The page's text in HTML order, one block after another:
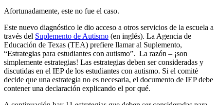
Afortunadamente, este no fue el caso.
Este nuevo diagnóstico le dio acceso a otros servicios de la escuela a
través del Suplemento de Autismo (en inglés). La Agencia de
Educación de Texas (TEA) prefiere llamar al Suplemento,
“Estrategias para estudiantes con autismo”. La razón – ¡son
simplemente estrategias! Las estrategias deben ser consideradas y
discutidas en el IEP de los estudiantes con autismo. Si el comité
decide que una estrategia no es necesaria, el documento de IEP debe
contener una declaración explicando el por qué.